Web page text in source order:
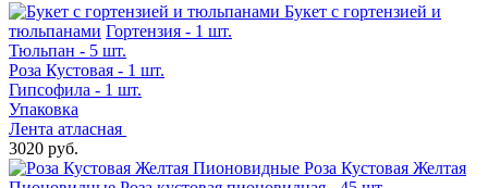
Букет с гортензией и
тюльпанами Гортензия - 1 шт.
Тюльпан - 5 шт.
Роза Кустовая - 1 шт.
Гипсофила - 1 шт.
Упаковка
Лента атласная
3020 руб.
Роза Кустовая Желтая